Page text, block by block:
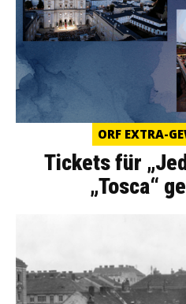
ORF EXTRA-
Tickets für
„Tosca“